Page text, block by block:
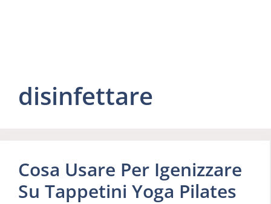
disinfettare
Cosa Usare Per Igenizzare
Su Tappetini Yoga Pilates